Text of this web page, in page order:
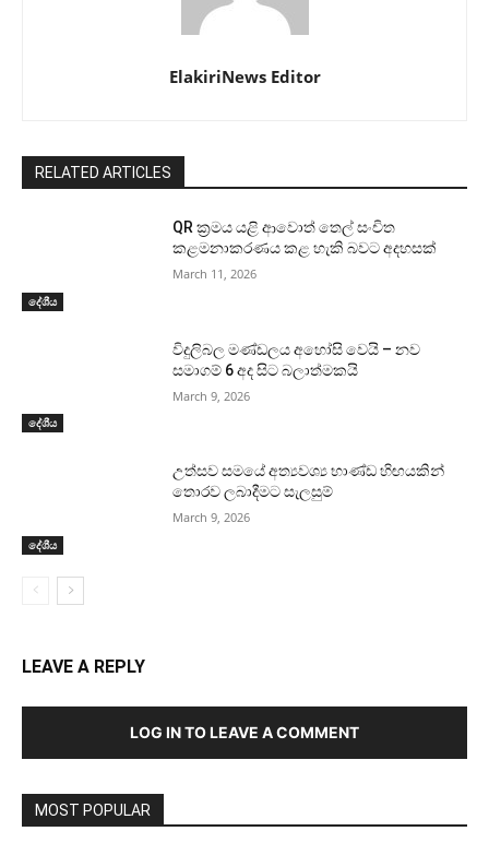
ElakiriNews Editor
RELATED ARTICLES
දේශීය
QR ක්‍රමය යළි ආවොත් තෙල් සංචිත
කළමනාකරණය කළ හැකි බවට අදහසක්
March 11, 2026
දේශීය
විදුලිබල මණ්ඩලය අහෝසි වෙයි – නව
සමාගම් 6 අද සිට බලාත්මකයි
March 9, 2026
දේශීය
උත්සව සමයේ අත්‍යවශ්‍ය භාණ්ඩ හිඟයකින්
තොරව ලබාදීමට සැලසුම්
March 9, 2026
LEAVE A REPLY
LOG IN TO LEAVE A COMMENT
MOST POPULAR